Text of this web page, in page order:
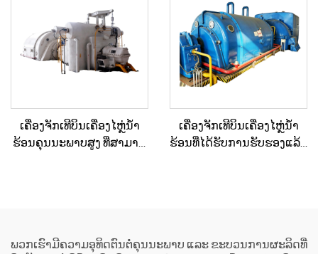
ອຸດສາຫະກຳ
ຜະລິດພະລັງງານໃນສະຖານີ
ພະລັງງານ
ເຄື່ອງຈັກເທີບິນເຄື່ອງໄຫຼ່ນ້ຳ
ຮ້ອນຄຸນນະພາບສູງ ທີ່ສາມາດ
ເຄື່ອງຈັກເທີບິນເຄື່ອງໄຫຼ່ນ້ຳ
ຮ້ອນທີ່ໄດ້ຮັບການຮັບຮອງແລ້ວ
ພວກເຮົາມີຄວາມອຸທິດຕົນຕໍ່ຄຸນນະພາບ ແລະ ຂະບວນການຜະລິດທີ່